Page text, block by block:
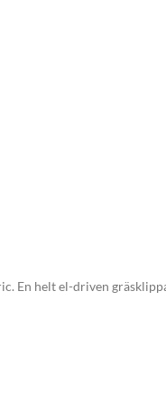
En helt el-driven